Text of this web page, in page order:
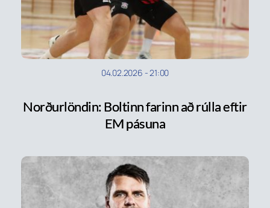
04.02.2026 -21:00
Norðurlöndin: Boltinn farinn að rúlla eftir
EM pásuna